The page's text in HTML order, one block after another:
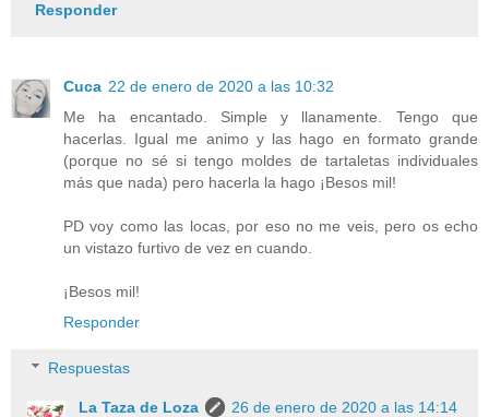
Responder
Cuca 22 de enero de 2020 a las 10:32
Me ha encantado. Simple y llanamente. Tengo que
hacerlas. Igual me animo y las hago en formato grande
(porque no sé si tengo moldes de tartaletas individuales
más que nada) pero hacerla la hago ¡Besos mil!
PD voy como las locas, por eso no me veis, pero os echo
un vistazo furtivo de vez en cuando.
¡Besos mil!
Responder
Respuestas
La Taza de Loza
26 de enero de 2020 a las 14:14